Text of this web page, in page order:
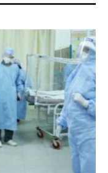
اشترطوا
الطبيب
…
خبراء
يحذرون
من
الإفراط
فى
الفيتامينات
وأدوية
المناعة
مغلقة